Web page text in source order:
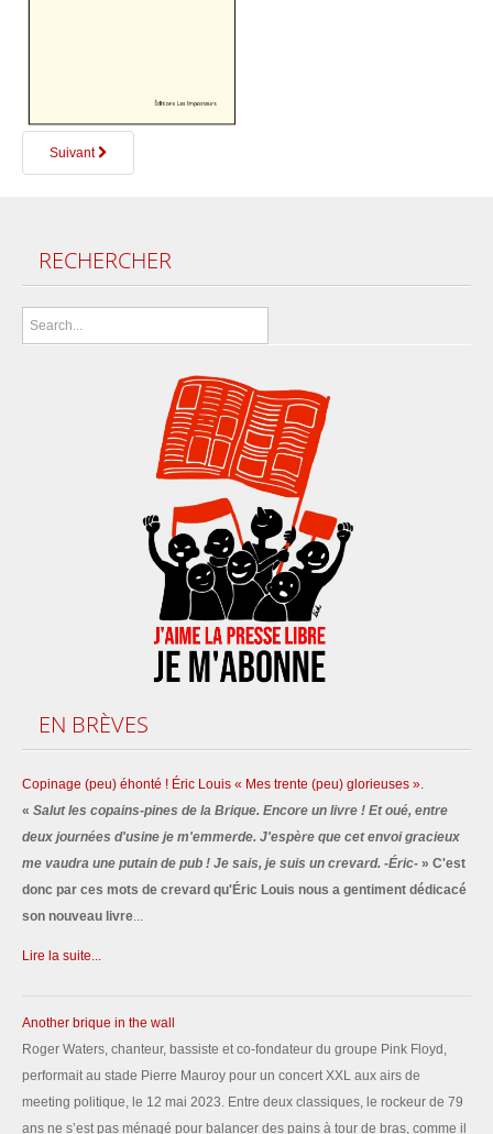
Suivant
RECHERCHER
EN BRÈVES
Copinage (peu) éhonté ! Éric Louis « Mes trente (peu) glorieuses ».
« Salut les copains-pines de la Brique. Encore un livre ! Et oué, entre
deux journées d'usine je m'emmerde. J'espère que cet envoi gracieux
me vaudra une putain de pub ! Je sais, je suis un crevard. -Éric- » C'est
donc par ces mots de crevard qu'Éric Louis nous a gentiment dédicacé
son nouveau livre...
Lire la suite...
Another brique in the wall
Roger Waters, chanteur, bassiste et co-fondateur du groupe Pink Floyd,
performait au stade Pierre Mauroy pour un concert XXL aux airs de
meeting politique, le 12 mai 2023. Entre deux classiques, le rockeur de 79
ans ne s’est pas ménagé pour balancer des pains à tour de bras, comme il